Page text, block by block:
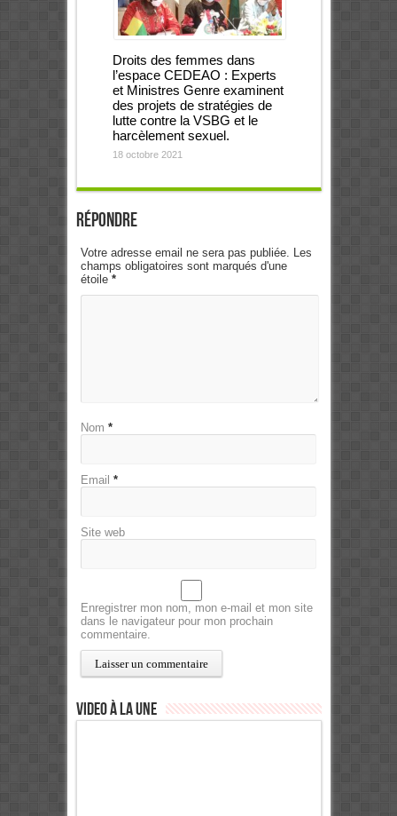
Droits des femmes dans
l’espace CEDEAO : Experts
et Ministres Genre examinent
des projets de stratégies de
lutte contre la VSBG et le
harcèlement sexuel.
18 octobre 2021
Répondre
Votre adresse email ne sera pas publiée. Les
champs obligatoires sont marqués d'une
étoile *
Nom *
Email *
Site web
Enregistrer mon nom, mon e-mail et mon site
dans le navigateur pour mon prochain
commentaire.
Video à la Une